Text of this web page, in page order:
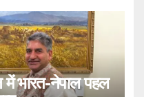
भारत-नेपाल पहल